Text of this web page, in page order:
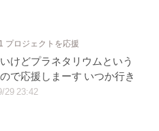
1 プロジェクトを応援
けどプラネタリウムという
で応援しまーす いつか行き
29 23:42